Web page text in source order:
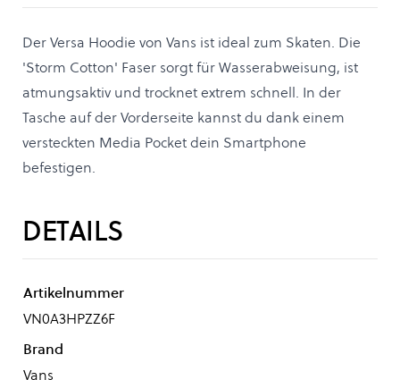
Der Versa Hoodie von Vans ist ideal zum Skaten. Die
'Storm Cotton' Faser sorgt für Wasserabweisung, ist
atmungsaktiv und trocknet extrem schnell. In der
Tasche auf der Vorderseite kannst du dank einem
versteckten Media Pocket dein Smartphone
befestigen.
DETAILS
Artikelnummer
VN0A3HPZZ6F
Brand
Vans